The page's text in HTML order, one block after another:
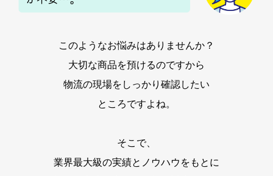
このようなお悩みはありませんか？
大切な商品を預けるのですから
物流の現場をしっかり確認したい
ところですよね。
そこで、
業界最大級の実績とノウハウをもとに